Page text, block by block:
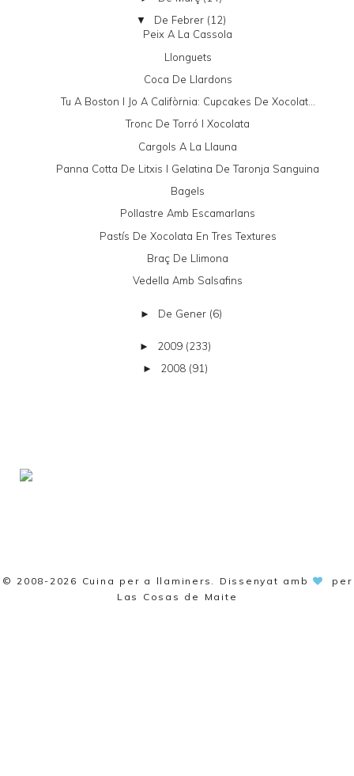
▼ De Febrer (12)
Peix A La Cassola
Llonguets
Coca De Llardons
Tu A Boston I Jo A Califòrnia: Cupcakes De Xocolat...
Tronc De Torró I Xocolata
Cargols A La Llauna
Panna Cotta De Litxis I Gelatina De Taronja Sanguina
Bagels
Pollastre Amb Escamarlans
Pastís De Xocolata En Tres Textures
Braç De Llimona
Vedella Amb Salsafins
► De Gener (6)
► 2009 (233)
► 2008 (91)
© 2008-2026 Cuina per a llaminers . Dissenyat amb
per
Las Cosas de Maite